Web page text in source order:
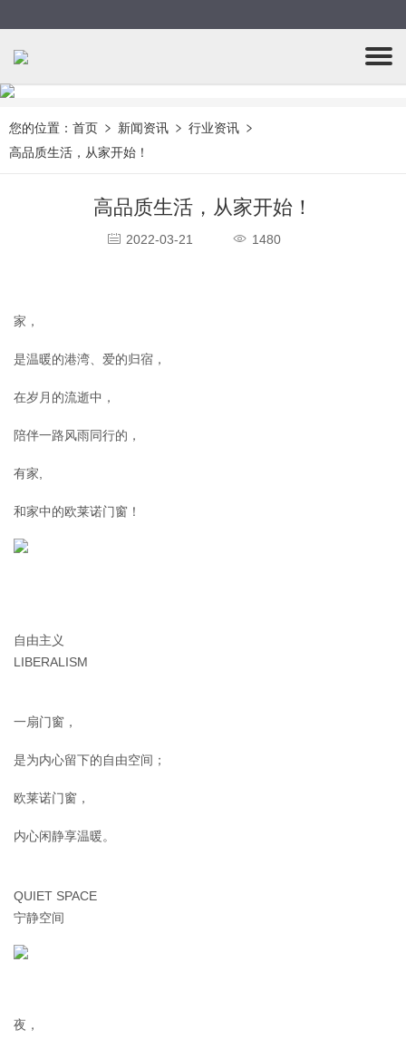
您的位置： 首页 新闻资讯
行业资讯
高品质生活，从家开始！
高品质生活，从家开始！
2022-03-21 1480
家，
是温暖的港湾、爱的归宿，
在岁月的流逝中，
陪伴一路风雨同行的，
有家,
和家中的欧莱诺门窗！
自由主义
LIBERALISM
一扇门窗，
是为内心留下的自由空间；
欧莱诺门窗，
内心闲静享温暖。
QUIET SPACE
宁静空间
夜，